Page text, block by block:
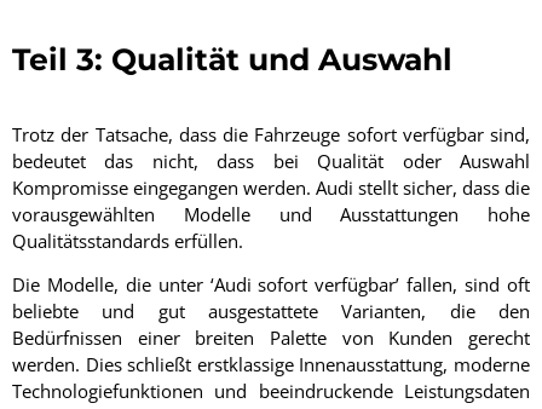
Teil 3: Qualität und Auswahl
Trotz der Tatsache, dass die Fahrzeuge sofort verfügbar sind,
bedeutet das nicht, dass bei Qualität oder Auswahl
Kompromisse eingegangen werden. Audi stellt sicher, dass die
vorausgewählten Modelle und Ausstattungen hohe
Qualitätsstandards erfüllen.
Die Modelle, die unter ‘Audi sofort verfügbar’ fallen, sind oft
beliebte und gut ausgestattete Varianten, die den
Bedürfnissen einer breiten Palette von Kunden gerecht
werden. Dies schließt erstklassige Innenausstattung, moderne
Technologiefunktionen und beeindruckende Leistungsdaten